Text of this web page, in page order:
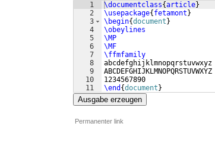
1
2
3
4
5
6
7
8
9
10
11
\documentclass{article}
\usepackage{ fetamont }
\begin{document }
\obeylines
\MP
\MF
\ffmfamily
abcdefghijklmnopqrstuvwxyz
ABCDEFGHIJKLMNOPQRSTUVWXYZ
1234567890
\end {document }
Ausgabe erzeugen
Permanenter link